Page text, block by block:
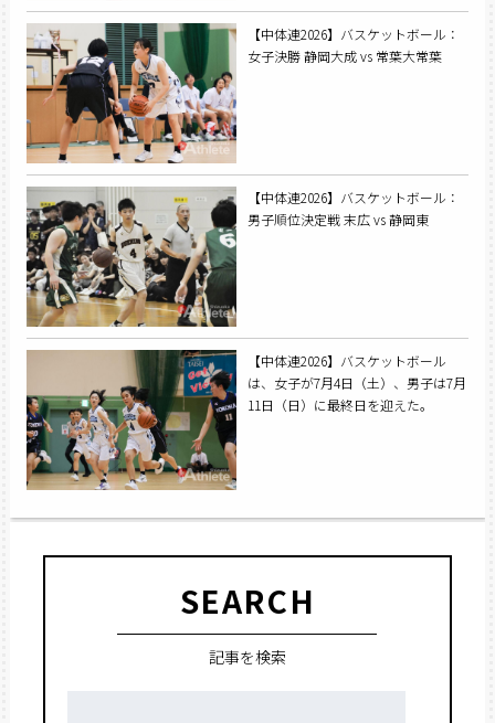
【中体連2026】バスケットボール：
女子決勝 静岡大成 vs 常葉大常葉
【中体連2026】バスケットボール：
男子順位決定戦 末広 vs 静岡東
【中体連2026】バスケットボール
は、女子が7月4日（土）、男子は7月
11日（日）に最終日を迎えた。
SEARCH
記事を検索